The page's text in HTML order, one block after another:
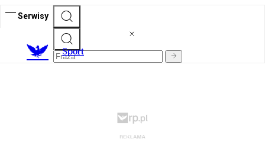
Serwisy
Sport